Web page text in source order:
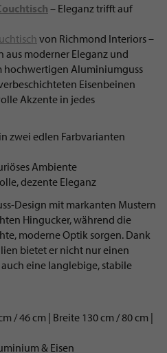
– Eleganz trifft auf
von Richmond Interiors –
moderner Eleganz und
hochwertigen Aluminiumguss
Eisenbeinen
Akzente in jedes
zwei edlen Farbvarianten
Ambiente
dezente Eleganz
Design mit markanten Mustern
Hingucker, während die
moderne Optik sorgen. Dank
bietet er nicht nur einen
eine langlebige, stabile
/ 46 cm | Breite 130 cm / 80 cm |
& Eisen